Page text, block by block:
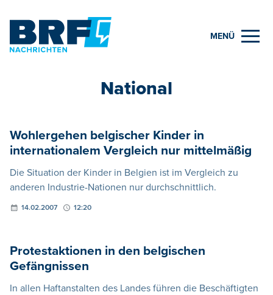
MENÜ
National
Wohlergehen belgischer Kinder in
internationalem Vergleich nur mittelmäßig
Die Situation der Kinder in Belgien ist im Vergleich zu
anderen Industrie-Nationen nur durchschnittlich.
14.02.2007 12:20
Protestaktionen in den belgischen
Gefängnissen
In allen Haftanstalten des Landes führen die Beschäftigten